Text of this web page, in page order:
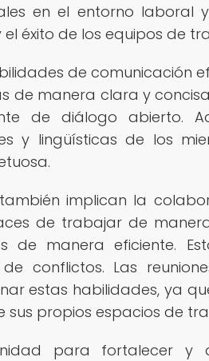
en el entorno laboral
éxito de los equipos de
de comunicación
de manera clara y
de diálogo abierto.
y lingüísticas de los
implican la
de trabajar de
de manera eficiente.
conflictos. Las
estas habilidades, ya
propios espacios de
para fortalecer y